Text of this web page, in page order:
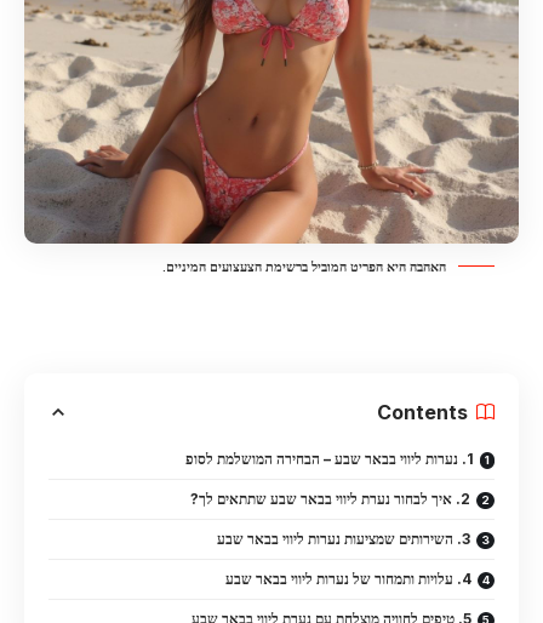
האהבה היא הפריט המוביל ברשימת הצעצועים המיניים.
Contents
1. נערות ליווי בבאר שבע – הבחירה המושלמת לסופ
2. איך לבחור נערת ליווי בבאר שבע שתתאים לך?
3. השירותים שמציעות נערות ליווי בבאר שבע
4. עלויות ותמחור של נערות ליווי בבאר שבע
5. טיפים לחוויה מוצלחת עם נערת ליווי בבאר שבע